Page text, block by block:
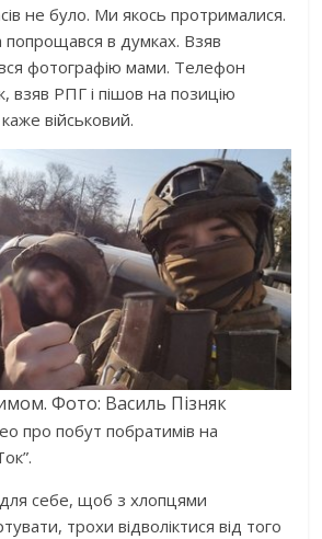
не було. Ми якось протрималися.
попрощався в думках. Взяв
фотографію мами. Телефон
взяв РПГ і пішов на позицію
військовий.
Фото: Василь Пізняк
про побут побратимів на
себе, щоб з хлопцями
трохи відволіктися від того